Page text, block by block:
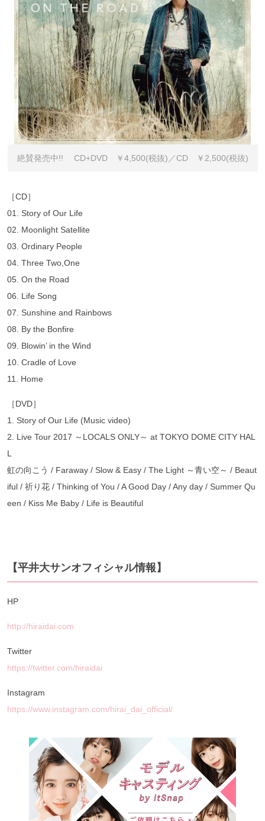
絶賛発売中!! CD+DVD ￥4,500(税抜)／CD ￥2,500(税抜)
［CD］
01. Story of Our Life
02. Moonlight Satellite
03. Ordinary People
04. Three Two,One
05. On the Road
06. Life Song
07. Sunshine and Rainbows
08. By the Bonfire
09. Blowin’ in the Wind
10. Cradle of Love
11. Home
［DVD］
1. Story of Our Life (Music video)
2. Live Tour 2017 ～LOCALS ONLY～ at TOKYO DOME CITY HAL
L
虹の向こう / Faraway / Slow & Easy / The Light ～青い空～ / Beaut
iful / 祈り花 / Thinking of You / A Good Day / Any day / Summer Qu
een / Kiss Me Baby / Life is Beautiful
【平井大サンオフィシャル情報】
HP
http://hiraidai.com
Twitter
https://twitter.com/hiraidai
Instagram
https://www.instagram.com/hirai_dai_official/